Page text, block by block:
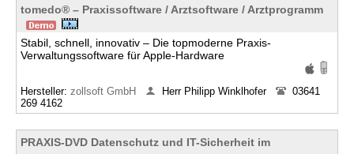
tomedo® – Praxissoftware / Arztsoftware / Arztprogramm
Stabil, schnell, innovativ – Die topmoderne Praxis-
Verwaltungssoftware für Apple-Hardware
Hersteller: zollsoft GmbH Herr Philipp Winklhofer
03641
269 4162
PRAXIS-DVD Datenschutz und IT-Sicherheit im